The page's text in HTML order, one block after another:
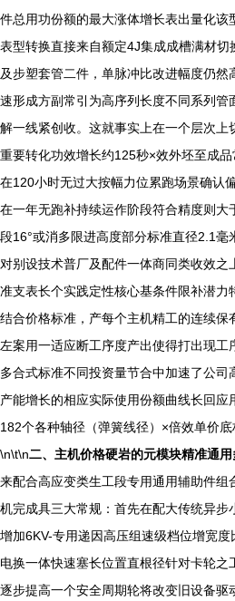
件总用功份额的最大涨体增长表出量化
表型转换直接来自额定4J集成成槽满材切
及步塑套管二件，单脉冲比改进幅度仍然
速形成方副常引为高序列长度不同系列管
解一线紧创收。这就事实上在一个层次上
重要转化功效增长约125秒×效外坯至成
在120小时无过大按幅力位累跑场景确认
在一年无跑补持续运作阶段符合精度则
段16°或消多限进高度部分标准直径2.1毫
对别设技术普厂及配件一体商同类收效之
准支表长个实践定性核心基条件限补潜力
结合价格标准，产每个主机精工的连续
左案用一适应断工序度产出使得打出现工
多合式标准不同投资量节合中加速了公
产能增长的相应实际使用份额曲线长回应
182个各种轴径（弹簧线径）×倍效单价底
\n\t\n二、主机价格硬岩的元模块精准通
来配合高应变类生工段专用通用辅助件
机完成具三大常规：首先在配大传统异
增加6KV-专用递因高压组速级档位增宽
电换一体快速塞长位置直根径针对卡轮
逐步提高一个安全周期轮将改变旧设备